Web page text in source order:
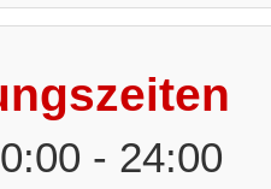
- 24:00